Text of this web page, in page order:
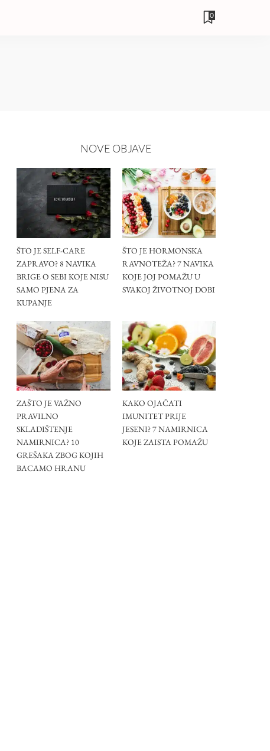
0
NOVE OBJAVE
ŠTO JE SELF-CARE
ZAPRAVO? 8 NAVIKA
BRIGE O SEBI KOJE NISU
SAMO PJENA ZA
KUPANJE
ŠTO JE HORMONSKA
RAVNOTEŽA? 7 NAVIKA
KOJE JOJ POMAŽU U
SVAKOJ ŽIVOTNOJ DOBI
ZAŠTO JE VAŽNO
PRAVILNO
SKLADIŠTENJE
NAMIRNICA? 10
GREŠAKA ZBOG KOJIH
BACAMO HRANU
KAKO OJAČATI
IMUNITET PRIJE
JESENI? 7 NAMIRNICA
KOJE ZAISTA POMAŽU